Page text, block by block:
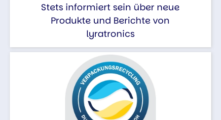
Stets informiert sein über neue
Produkte und Berichte von
lyratronics